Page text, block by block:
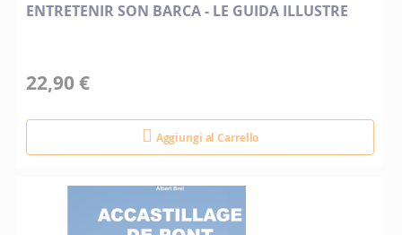
ENTRETENIR SON BARCA - LE GUIDA ILLUSTRE
22,90 €
Aggiungi al Carrello